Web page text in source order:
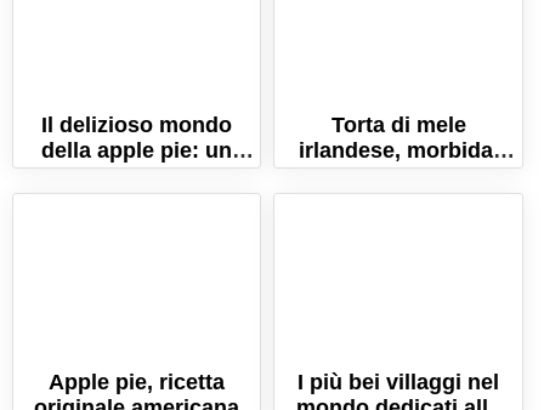
Il delizioso mondo
della apple pie: un
viaggio attraverso la
storia e la tradizione
Torta di mele
irlandese, morbida,
umida e profumata!
Apple pie, ricetta
I più bei villaggi nel